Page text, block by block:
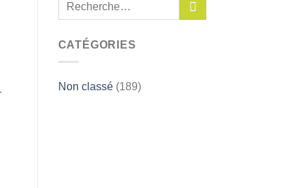
CATÉGORIES
Non classé(189)